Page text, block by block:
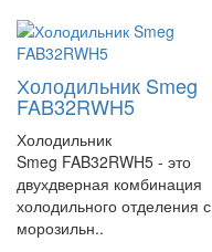
Холодильник Smeg
FAB32RWH5
Холодильник
Smeg FAB32RWH5 - это
двухдверная комбинация
холодильного отделения с
морозильн..